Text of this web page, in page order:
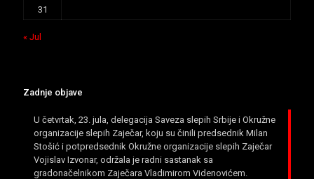
31
« Jul
Zadnje objave
U četvrtak, 23. jula, delegacija Saveza slepih Srbije i Okružne
organizacije slepih Zaječar, koju su činili predsednik Milan
Stošić i potpredsednik Okružne organizacije slepih Zaječar
Vojislav Izvonar, održala je radni sastanak sa
gradonačelnikom Zaječara Vladimirom Videnovićem.